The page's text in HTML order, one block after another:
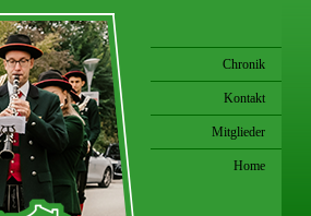
Chronik
Kontakt
Mitglieder
Home